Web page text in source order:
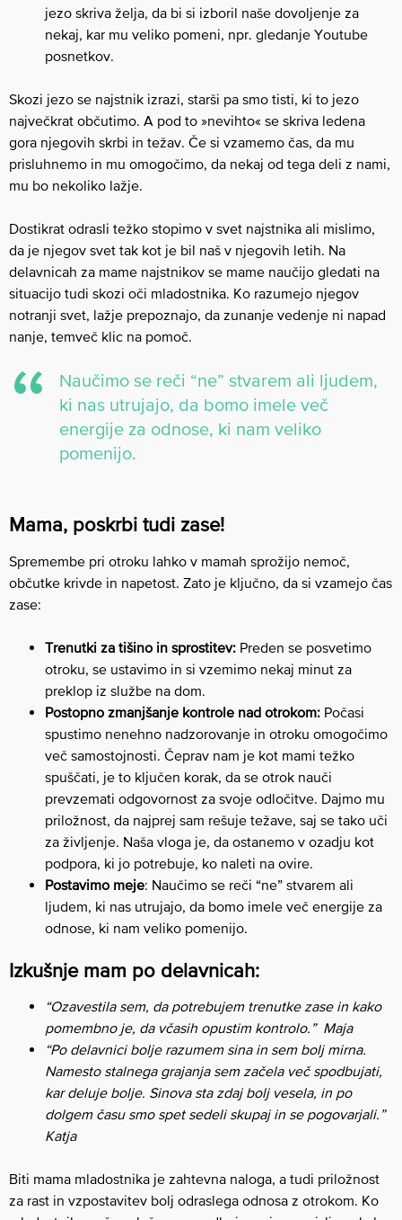
jezo skriva želja, da bi si izboril naše dovoljenje za
nekaj, kar mu veliko pomeni, npr. gledanje Youtube
posnetkov.
Skozi jezo se najstnik izrazi, starši pa smo tisti, ki to jezo
največkrat občutimo. A pod to »nevihto« se skriva ledena
gora njegovih skrbi in težav. Če si vzamemo čas, da mu
prisluhnemo in mu omogočimo, da nekaj od tega deli z nami,
mu bo nekoliko lažje.
Dostikrat odrasli težko stopimo v svet najstnika ali mislimo,
da je njegov svet tak kot je bil naš v njegovih letih. Na
delavnicah za mame najstnikov se mame naučijo gledati na
situacijo tudi skozi oči mladostnika. Ko razumejo njegov
notranji svet, lažje prepoznajo, da zunanje vedenje ni napad
nanje, temveč klic na pomoč.
Naučimo se reči “ne” stvarem ali ljudem,
ki nas utrujajo, da bomo imele več
energije za odnose, ki nam veliko
pomenijo.
Mama, poskrbi tudi zase!
Spremembe pri otroku lahko v mamah sprožijo nemoč,
občutke krivde in napetost. Zato je ključno, da si vzamejo čas
zase:
Trenutki za tišino in sprostitev: Preden se posvetimo
otroku, se ustavimo in si vzemimo nekaj minut za
preklop iz službe na dom.
Postopno zmanjšanje kontrole nad otrokom: Počasi
spustimo nenehno nadzorovanje in otroku omogočimo
več samostojnosti. Čeprav nam je kot mami težko
spuščati, je to ključen korak, da se otrok nauči
prevzemati odgovornost za svoje odločitve. Dajmo mu
priložnost, da najprej sam rešuje težave, saj se tako uči
za življenje. Naša vloga je, da ostanemo v ozadju kot
podpora, ki jo potrebuje, ko naleti na ovire.
Postavimo meje: Naučimo se reči “ne” stvarem ali
ljudem, ki nas utrujajo, da bomo imele več energije za
odnose, ki nam veliko pomenijo.
Izkušnje mam po delavnicah:
“Ozavestila sem, da potrebujem trenutke zase in kako
pomembno je, da včasih opustim kontrolo.” Maja
“Po delavnici bolje razumem sina in sem bolj mirna.
Namesto stalnega grajanja sem začela več spodbujati,
kar deluje bolje. Sinova sta zdaj bolj vesela, in po
dolgem času smo spet sedeli skupaj in se pogovarjali.”
Katja
Biti mama mladostnika je zahtevna naloga, a tudi priložnost
za rast in vzpostavitev bolj odraslega odnosa z otrokom. Ko